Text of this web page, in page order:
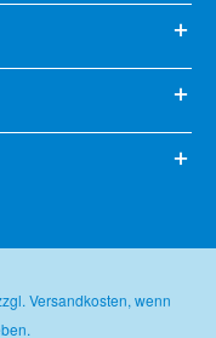
Versandkosten, wenn